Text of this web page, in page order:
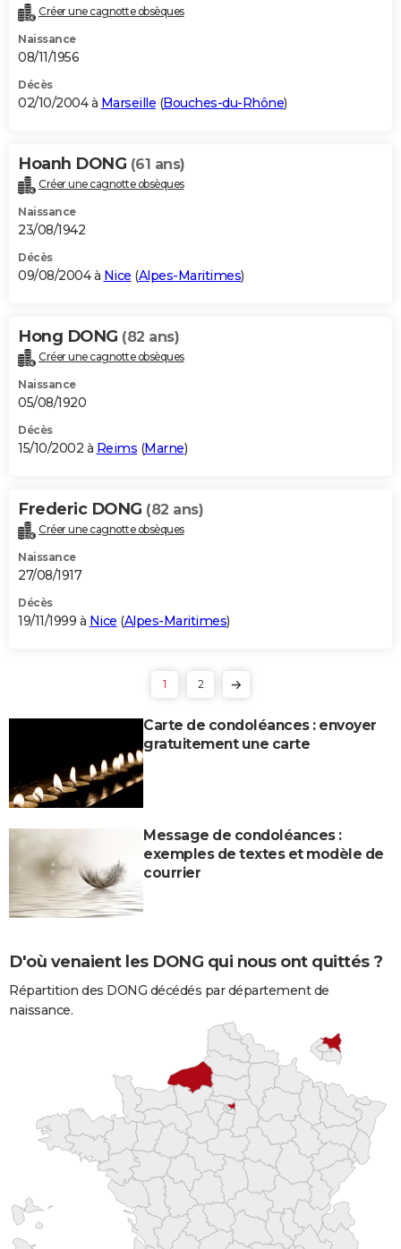
Créer une cagnotte obsèques
Naissance
08/11/1956
Décès
02/10/2004 à Marseille (Bouches-du-Rhône)
Hoanh DONG (61 ans)
Créer une cagnotte obsèques
Naissance
23/08/1942
Décès
09/08/2004 à Nice (Alpes-Maritimes)
Hong DONG (82 ans)
Créer une cagnotte obsèques
Naissance
05/08/1920
Décès
15/10/2002 à Reims (Marne)
Frederic DONG (82 ans)
Créer une cagnotte obsèques
Naissance
27/08/1917
Décès
19/11/1999 à Nice (Alpes-Maritimes)
1 2
Carte de condoléances : envoyer
gratuitement une carte
Message de condoléances :
exemples de textes et modèle de
courrier
D'où venaient les DONG qui nous ont quittés ?
Répartition des DONG décédés par département de
naissance.